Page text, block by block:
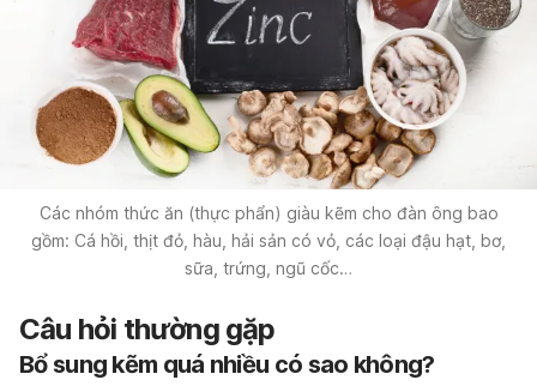
Các nhóm thức ăn (thực phẩn) giàu kẽm cho đàn ông bao
gồm: Cá hồi, thịt đỏ, hàu, hải sản có vỏ, các loại đậu hạt, bơ,
sữa, trứng, ngũ cốc…
Câu hỏi thường gặp
Bổ sung kẽm quá nhiều có sao không?